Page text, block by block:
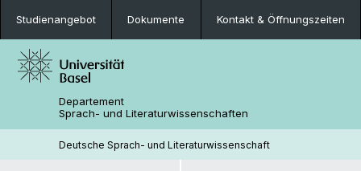
Studienangebot Dokumente Kontakt & Öffnungszeiten
Departement
Sprach- und Literaturwissenschaften
Deutsche Sprach- und Literaturwissenschaft